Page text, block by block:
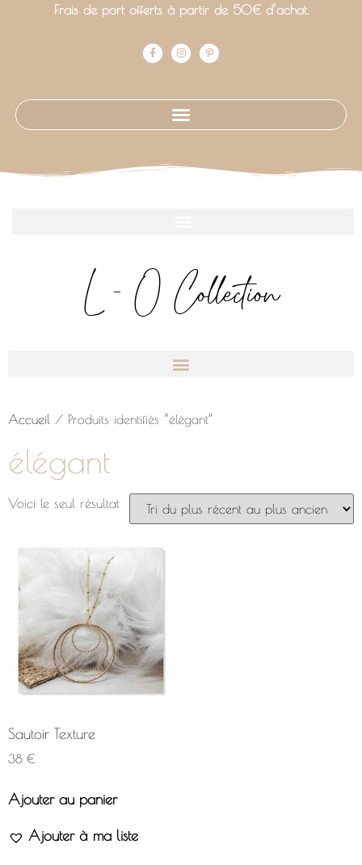
Frais de port offerts à partir de 50€ d’achat.
L - O Collection
Accueil / Produits identifiés “élégant”
élégant
Voici le seul résultat
Sautoir Texture
38 €
Ajouter au panier
Ajouter à ma liste